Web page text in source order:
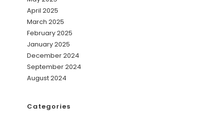
April 2025
March 2025
February 2025
January 2025
December 2024
September 2024
August 2024
Categories